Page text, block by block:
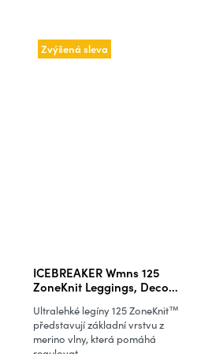
Zvýšená sleva
ICEBREAKER Wmns 125
ZoneKnit Leggings, Deco
Ultralehké legíny 125 ZoneKnit™
představují základní vrstvu z
merino vlny, která pomáhá